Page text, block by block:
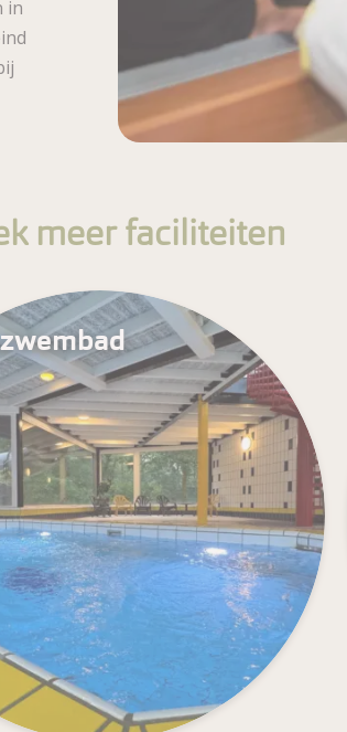
in
meer faciliteiten